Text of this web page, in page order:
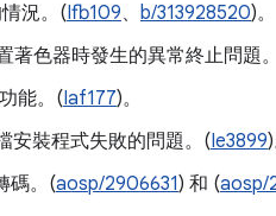
況。(Ifb109、 b/313928520)。
著色器時發生的異常終止問題
能。(Iaf177)。
安裝程式失敗的問題。(Ie3899)
碼。(aosp/2906631) 和 (aosp/